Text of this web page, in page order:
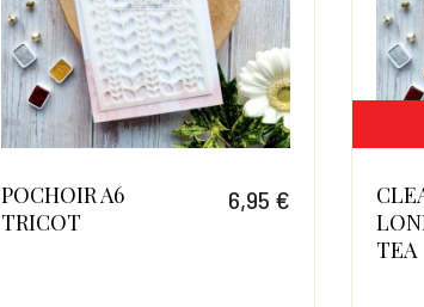
POCHOIR A6
TRICOT
6,95 €
TEA